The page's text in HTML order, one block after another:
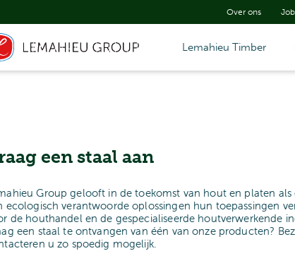
Over ons
Lemahieu Timber
een staal aan
Group gelooft in de toekomst van hout en platen
ecologisch verantwoorde oplossingen hun toepassingen
de houthandel en de gespecialiseerde houtverwerkende
een staal te ontvangen van één van onze producten?
u zo spoedig mogelijk.